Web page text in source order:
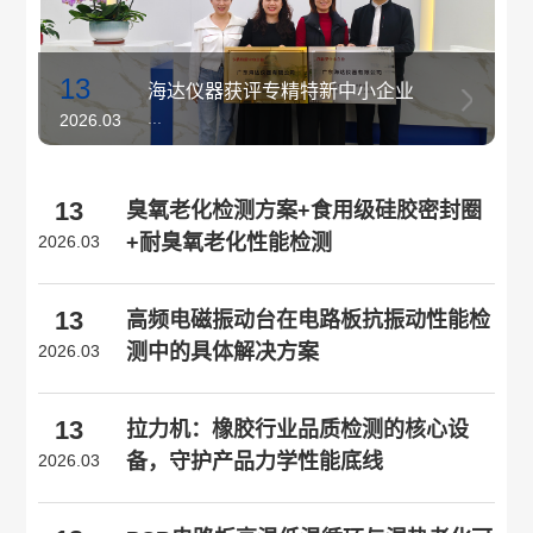
13
2026.03
海达仪器获评专精特新中小企业
...
13
2026.03
臭氧老化检测方案+食用级硅胶密封圈
+耐臭氧老化性能检测
13
2026.03
高频电磁振动台在电路板抗振动性能检
测中的具体解决方案
13
2026.03
拉力机：橡胶行业品质检测的核心设
备，守护产品力学性能底线